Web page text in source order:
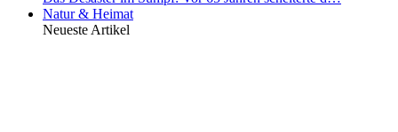
Natur & Heimat
Neueste Artikel